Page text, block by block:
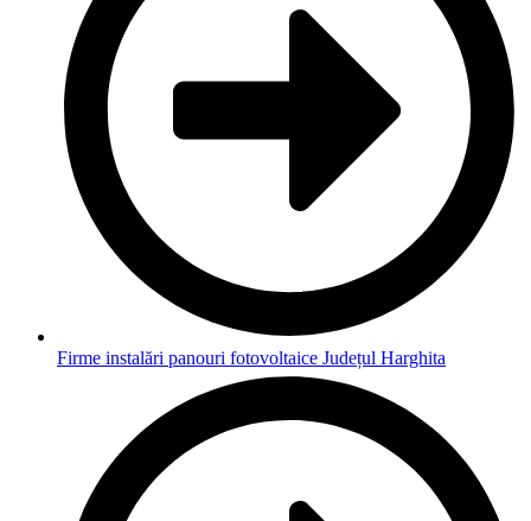
Firme instalări panouri fotovoltaice Județul Harghita